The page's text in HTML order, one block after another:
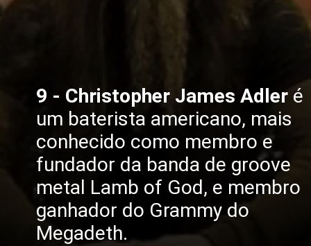
9 - Christopher James Adler é
um baterista americano, mais
conhecido como membro e
fundador da banda de groove
metal Lamb of God, e membro
ganhador do Grammy do
Megadeth.